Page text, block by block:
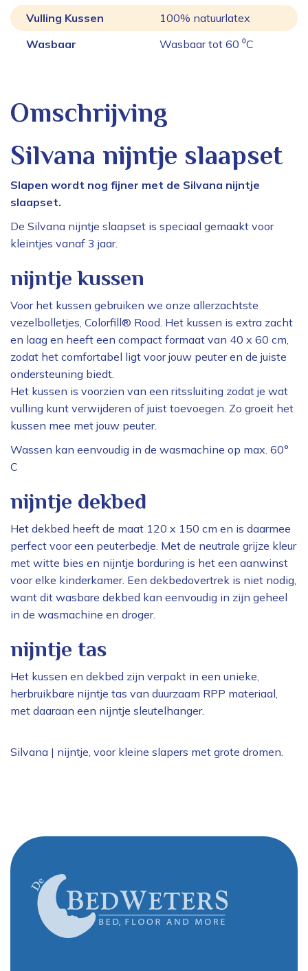
Vulling Kussen
100% natuurlatex
Wasbaar
Wasbaar tot 60 ⁰C
Omschrijving
Silvana nijntje slaapset
Slapen wordt nog fijner met de Silvana nijntje
slaapset.
De Silvana nijntje slaapset is speciaal gemaakt voor
kleintjes vanaf 3 jaar.
nijntje kussen
Voor het kussen gebruiken we onze allerzachtste
vezelbolletjes, Colorfill® Rood. Het kussen is extra zacht
en laag en heeft een compact formaat van 40 x 60 cm,
zodat het comfortabel ligt voor jouw peuter en de juiste
ondersteuning biedt.
Het kussen is voorzien van een ritssluiting zodat je wat
vulling kunt verwijderen of juist toevoegen. Zo groeit het
kussen mee met jouw peuter.
Wassen kan eenvoudig in de wasmachine op max. 60°
C
nijntje dekbed
Het dekbed heeft de maat 120 x 150 cm en is daarmee
perfect voor een peuterbedje. Met de neutrale grijze kleur
met witte bies en nijntje borduring is het een aanwinst
voor elke kinderkamer. Een dekbedovertrek is niet nodig,
want dit wasbare dekbed kan eenvoudig in zijn geheel
in de wasmachine en droger.
nijntje tas
Het kussen en dekbed zijn verpakt in een unieke,
herbruikbare nijntje tas van duurzaam RPP materiaal,
met daaraan een nijntje sleutelhanger.
Silvana | nijntje, voor kleine slapers met grote dromen.